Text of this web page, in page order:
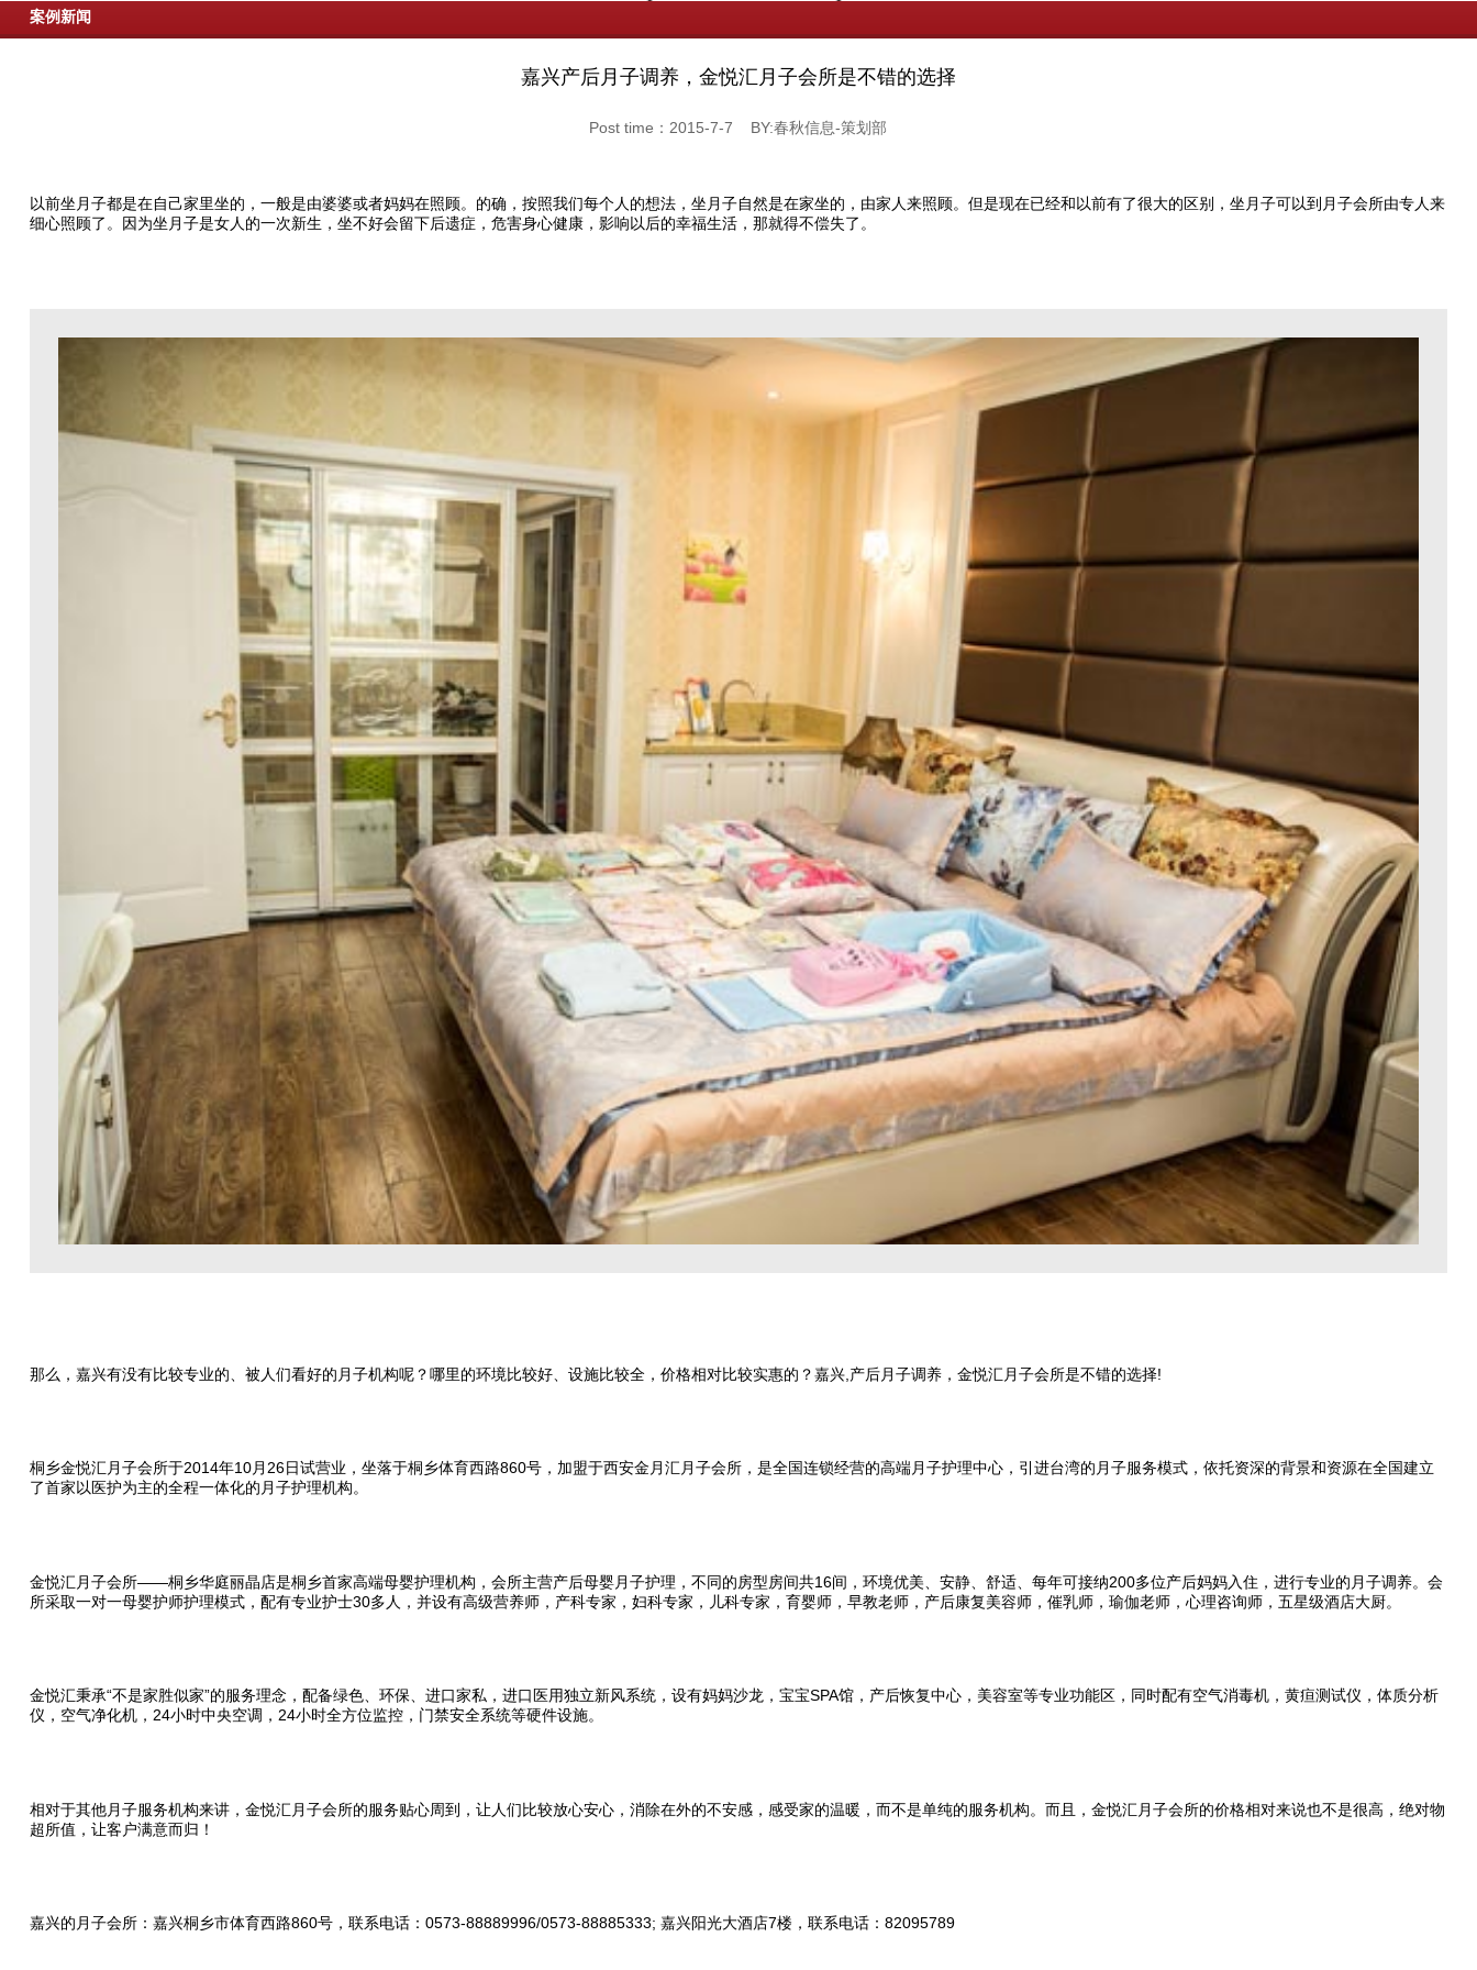
案例新闻
嘉兴产后月子调养，金悦汇月子会所是不错的选择
Post time：2015-7-7 BY:春秋信息-策划部
以前坐月子都是在自己家里坐的，一般是由婆婆或者妈妈在照顾。的确，按照我们每个人的想法，坐月子自然是在家坐的，由家人来照顾。但是现在已经和以前有了很大的区别，坐月子可以到月子会所由专人来
细心照顾了。因为坐月子是女人的一次新生，坐不好会留下后遗症，危害身心健康，影响以后的幸福生活，那就得不偿失了。
那么，嘉兴有没有比较专业的、被人们看好的月子机构呢？哪里的环境比较好、设施比较全，价格相对比较实惠的？嘉兴,产后月子调养，金悦汇月子会所是不错的选择!
桐乡金悦汇月子会所于2014年10月26日试营业，坐落于桐乡体育西路860号，加盟于西安金月汇月子会所，是全国连锁经营的高端月子护理中心，引进台湾的月子服务模式，依托资深的背景和资源在全国建立
了首家以医护为主的全程一体化的月子护理机构。
金悦汇月子会所——桐乡华庭丽晶店是桐乡首家高端母婴护理机构，会所主营产后母婴月子护理，不同的房型房间共16间，环境优美、安静、舒适、每年可接纳200多位产后妈妈入住，进行专业的月子调养。会
所采取一对一母婴护师护理模式，配有专业护士30多人，并设有高级营养师，产科专家，妇科专家，儿科专家，育婴师，早教老师，产后康复美容师，催乳师，瑜伽老师，心理咨询师，五星级酒店大厨。
金悦汇秉承“不是家胜似家”的服务理念，配备绿色、环保、进口家私，进口医用独立新风系统，设有妈妈沙龙，宝宝SPA馆，产后恢复中心，美容室等专业功能区，同时配有空气消毒机，黄疸测试仪，体质分析
仪，空气净化机，24小时中央空调，24小时全方位监控，门禁安全系统等硬件设施。
相对于其他月子服务机构来讲，金悦汇月子会所的服务贴心周到，让人们比较放心安心，消除在外的不安感，感受家的温暖，而不是单纯的服务机构。而且，金悦汇月子会所的价格相对来说也不是很高，绝对物
超所值，让客户满意而归！
嘉兴的月子会所：嘉兴桐乡市体育西路860号，联系电话：0573-88889996/0573-88885333; 嘉兴阳光大酒店7楼，联系电话：82095789